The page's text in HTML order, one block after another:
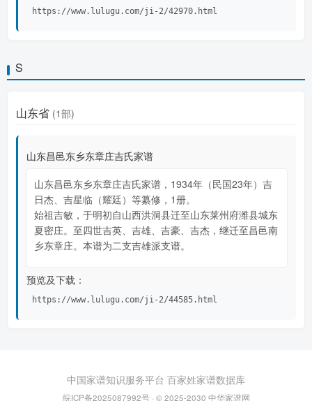
https://www.lulugu.com/ji-2/42970.html
S
山东省 (1部)
山东昌邑东乡东章庄吉氏家谱
山东昌邑东乡东章庄吉氏家谱，1934年（民国23年）吉
日杰、吉星临（耀廷）等纂修，1册。
始祖吉敏，于明初自山西洪洞县迁至山东莱州府潍县城东
夏密庄。至四世吉英、吉雄、吉豪、吉杰，继迁至昌邑南
乡东章庄。本谱为二支吉雄派支谱。
预览及下载：
https://www.lulugu.com/ji-2/44585.html
中国家谱知识服务平台 百家姓家谱数据库
皖ICP备2025087992号· © 2025-2030 中华家谱网